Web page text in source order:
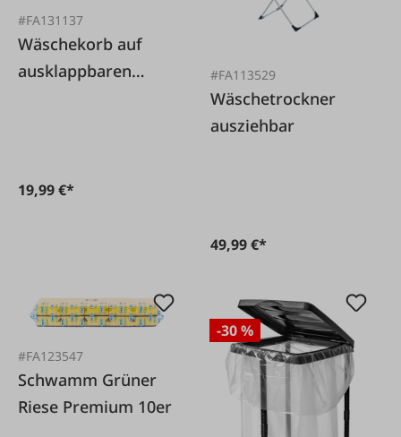
#FA131137
Wäschekorb auf
ausklappbaren
19,99 €*
#FA113529
Wäschetrockner
ausziehbar
49,99 €*
#FA123547
Schwamm Grüner
Riese Premium 10er
-30 %